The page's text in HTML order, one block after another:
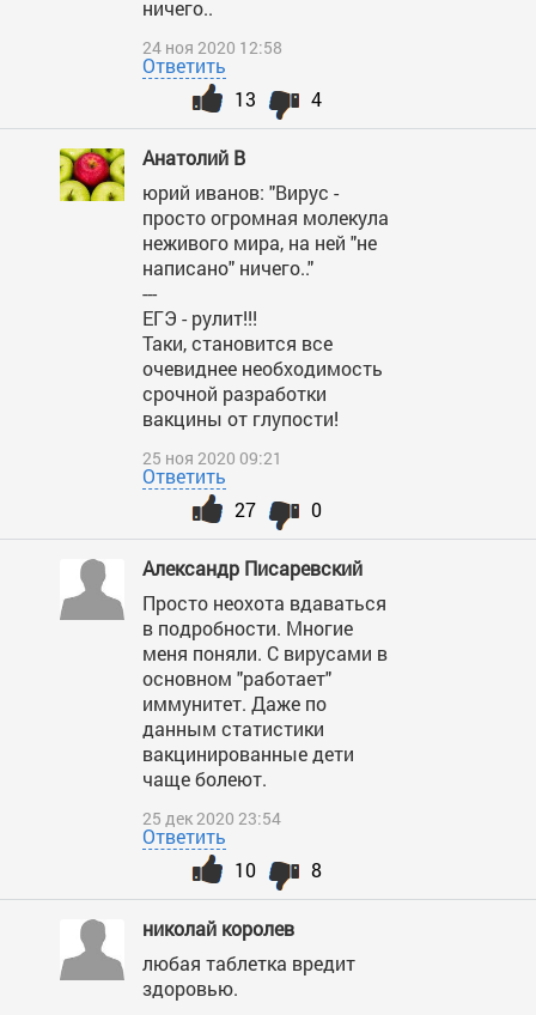
ничего..
24 ноя 2020 12:58
Ответить
4
13
Анатолий В
юрий иванов: "Вирус -
просто огромная молекула
неживого мира, на ней "не
написано" ничего.."
---
ЕГЭ - рулит!!!
Таки, становится все
очевиднее необходимость
срочной разработки
вакцины от глупости!
25 ноя 2020 09:21
Ответить
0
27
Александр Писаревский
Просто неохота вдаваться
в подробности. Многие
меня поняли. С вирусами в
основном "работает"
иммунитет. Даже по
данным статистики
вакцинированные дети
чаще болеют.
25 дек 2020 23:54
Ответить
8
10
николай королев
любая таблетка вредит
здоровью.